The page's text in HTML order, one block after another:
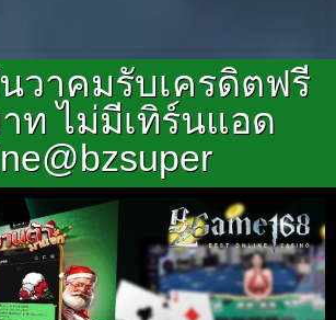
วาคมรับเครดิตฟรี
ท ไม่มีเทิร์นแอด